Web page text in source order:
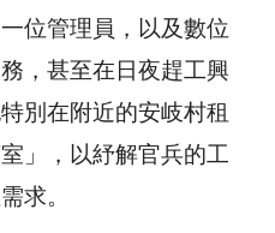
位管理員，以及數位
，甚至在日夜趕工興
別在附近的安岐村租
」，以紓解官兵的工
求。